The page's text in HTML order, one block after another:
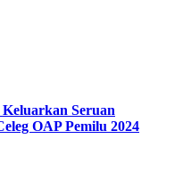
Seruan
OAP Pemilu 2024